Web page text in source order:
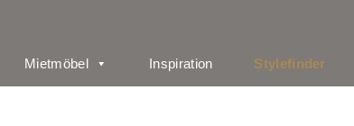
Mietmöbel Inspiration Stylefinder